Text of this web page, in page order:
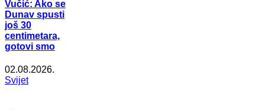
Vučić: Ako se
Dunav spusti
još 30
centimetara,
gotovi smo
02.08.2026.
Svijet